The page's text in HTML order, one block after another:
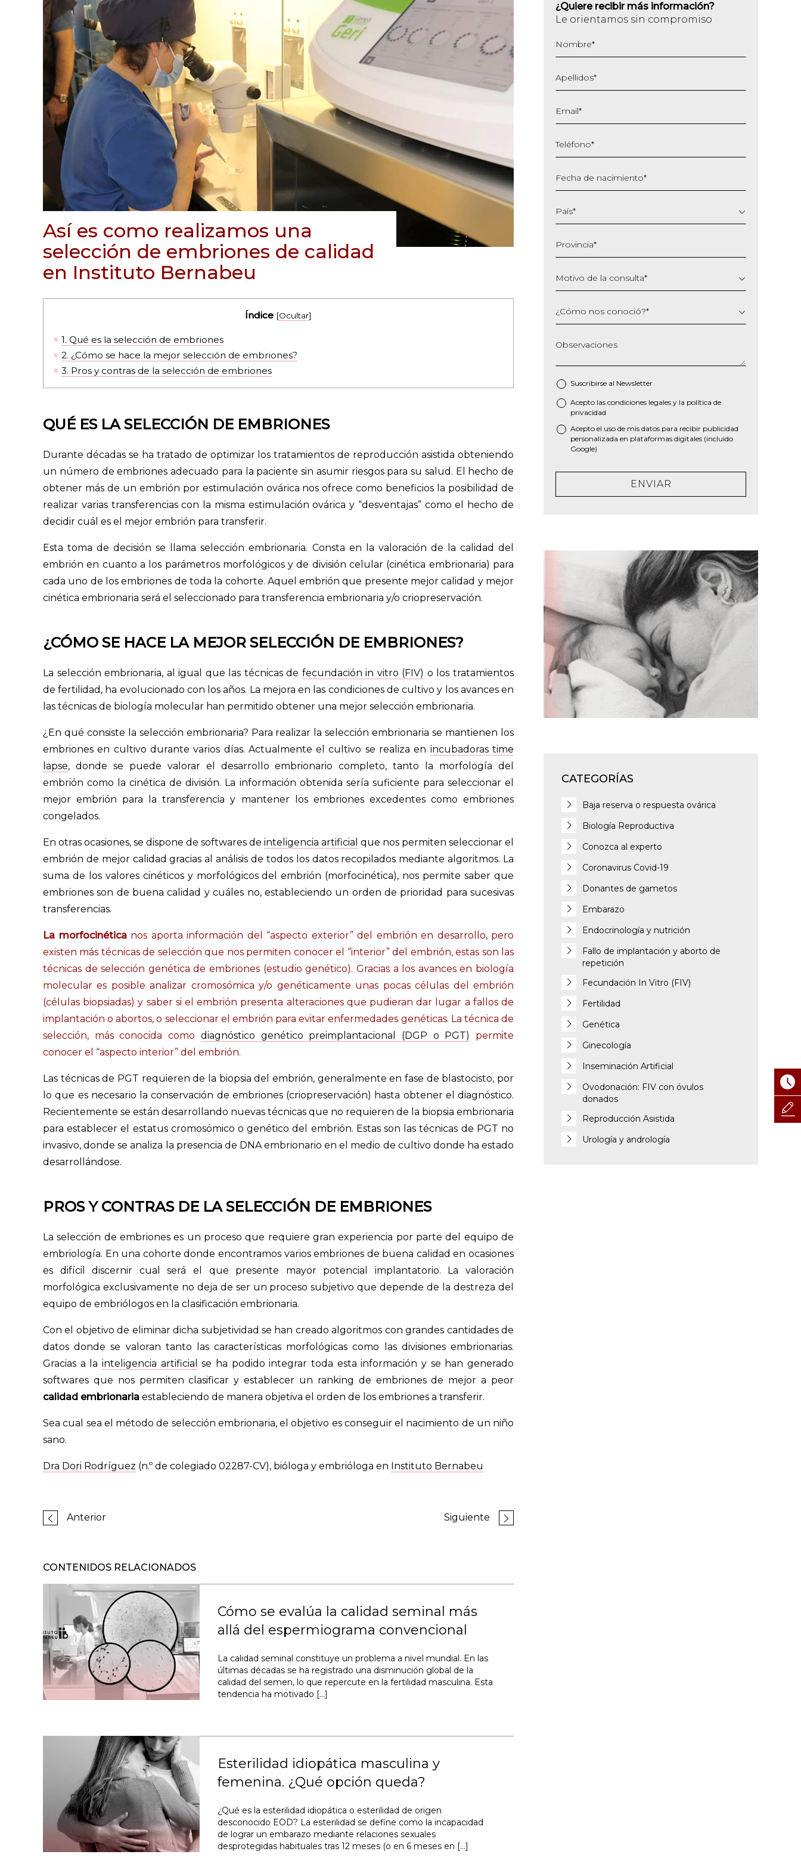
Así es como realizamos una
selección de embriones de calidad
en Instituto Bernabeu
Índice [Ocultar]
1. Qué es la selección de embriones
2. ¿Cómo se hace la mejor selección de embriones?
3. Pros y contras de la selección de embriones
QUÉ ES LA SELECCIÓN DE EMBRIONES
Durante décadas se ha tratado de optimizar los tratamientos de reproducción asistida obteniendo
un número de embriones adecuado para la paciente sin asumir riesgos para su salud. El hecho de
obtener más de un embrión por estimulación ovárica nos ofrece como beneficios la posibilidad de
realizar varias transferencias con la misma estimulación ovárica y “desventajas” como el hecho de
decidir cuál es el mejor embrión para transferir.
Esta toma de decisión se llama selección embrionaria. Consta en la valoración de la calidad del
embrión en cuanto a los parámetros morfológicos y de división celular (cinética embrionaria) para
cada uno de los embriones de toda la cohorte. Aquel embrión que presente mejor calidad y mejor
cinética embrionaria será el seleccionado para transferencia embrionaria y/o criopreservación.
¿CÓMO SE HACE LA MEJOR SELECCIÓN DE EMBRIONES?
La selección embrionaria, al igual que las técnicas de fecundación in vitro (FIV) o los tratamientos
de fertilidad, ha evolucionado con los años. La mejora en las condiciones de cultivo y los avances en
las técnicas de biología molecular han permitido obtener una mejor selección embrionaria.
¿En qué consiste la selección embrionaria? Para realizar la selección embrionaria se mantienen los
embriones en cultivo durante varios días. Actualmente el cultivo se realiza en incubadoras time
lapse, donde se puede valorar el desarrollo embrionario completo, tanto la morfología del
embrión como la cinética de división. La información obtenida sería suficiente para seleccionar el
mejor embrión para la transferencia y mantener los embriones excedentes como embriones
congelados.
En otras ocasiones, se dispone de softwares de inteligencia artificial que nos permiten seleccionar el
embrión de mejor calidad gracias al análisis de todos los datos recopilados mediante algoritmos. La
suma de los valores cinéticos y morfológicos del embrión (morfocinética), nos permite saber que
embriones son de buena calidad y cuáles no, estableciendo un orden de prioridad para sucesivas
transferencias.
La morfocinéticanos aporta información del “aspecto exterior” del embrión en desarrollo, pero
existen más técnicas de selección que nos permiten conocer el “interior” del embrión, estas son las
técnicas de selección genética de embriones (estudio genético). Gracias a los avances en biología
molecular es posible analizar cromosómica y/o genéticamente unas pocas células del embrión
(células biopsiadas) y saber si el embrión presenta alteraciones que pudieran dar lugar a fallos de
implantación o abortos, o seleccionar el embrión para evitar enfermedades genéticas. La técnica de
selección, más conocida como diagnóstico genético preimplantacional (DGP o PGT)
permite
conocer el “aspecto interior” del embrión.
Las técnicas de PGT requieren de la biopsia del embrión, generalmente en fase de blastocisto, por
lo que es necesario la conservación de embriones (criopreservación) hasta obtener el diagnóstico.
Recientemente se están desarrollando nuevas técnicas que no requieren de la biopsia embrionaria
para establecer el estatus cromosómico o genético del embrión. Estas son las técnicas de PGT no
invasivo, donde se analiza la presencia de DNA embrionario en el medio de cultivo donde ha estado
desarrollándose.
PROS Y CONTRAS DE LA SELECCIÓN DE EMBRIONES
La selección de embriones es un proceso que requiere gran experiencia por parte del equipo de
embriología. En una cohorte donde encontramos varios embriones de buena calidad en ocasiones
es difícil discernir cual será el que presente mayor potencial implantatorio. La valoración
morfológica exclusivamente no deja de ser un proceso subjetivo que depende de la destreza del
equipo de embriólogos en la clasificación embrionaria.
Con el objetivo de eliminar dicha subjetividad se han creado algoritmos con grandes cantidades de
datos donde se valoran tanto las características morfológicas como las divisiones embrionarias.
Gracias a la inteligencia artificial
se ha podido integrar toda esta información y se han generado
softwares que nos permiten clasificar y establecer un ranking de embriones de mejor a peor
calidad embrionaria estableciendo de manera objetiva el orden de los embriones a transferir.
Sea cual sea el método de selección embrionaria, el objetivo es conseguir el nacimiento de un niño
sano.
Dra Dori Rodríguez (n.º de colegiado 02287-CV), bióloga y embrióloga en Instituto Bernabeu
Anterior Siguiente
CONTENIDOS RELACIONADOS
Cómo se evalúa la calidad seminal más
allá del espermiograma convencional
La calidad seminal constituye un problema a nivel mundial. En las
últimas décadas se ha registrado una disminución global de la
calidad del semen, lo que repercute en la fertilidad masculina. Esta
tendencia ha motivado […]
Esterilidad idiopática masculina y
femenina. ¿Qué opción queda?
¿Qué es la esterilidad idiopática o esterilidad de origen
desconocido EOD? La esterilidad se define como la incapacidad
de lograr un embarazo mediante relaciones sexuales
desprotegidas habituales tras 12 meses (o en 6 meses en […]
¿Quiere recibir más información?
Le orientamos sin compromiso
Nombre*
Apellidos*
Email*
Teléfono*
Fecha de nacimiento*
barra
MM
AAAA
País*
Provincia*
Motivo de la consulta*
¿Cómo nos conoció?*
Observaciones
Suscribirse al Newsletter
* Acepto las condiciones legales y la política de
privacidad
Acepto el uso de mis datos para recibir publicidad
personalizada en plataformas digitales (incluido
Google)
ENVIAR
CATEGORÍAS
Baja reserva o respuesta ovárica
Biología Reproductiva
Conozca al experto
Coronavirus Covid-19
Donantes de gametos
Embarazo
Endocrinología y nutrición
Fallo de implantación y aborto de
repetición
Fecundación In Vitro (FIV)
Fertilidad
Genética
Ginecología
Inseminación Artificial
Ovodonación: FIV con óvulos
donados
Reproducción Asistida
Urología y andrología